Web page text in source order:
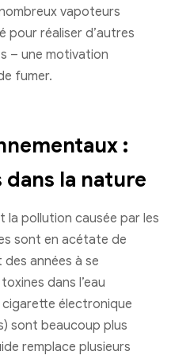
vapoteurs
pour réaliser d’autres
– une motivation
fumer.
:
la nature
la pollution causée par les
sont en acétate de
années à se
dans l’eau
électronique
sont beaucoup plus
remplace plusieurs